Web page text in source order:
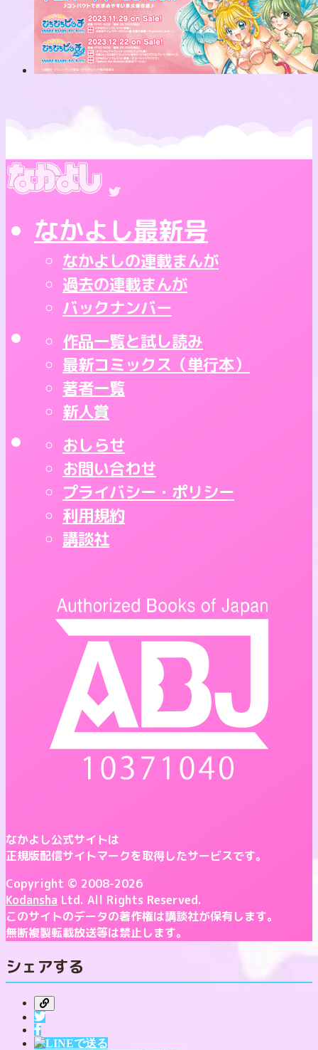
なかよし最新号
なかよしの連載まんが
過去の連載まんが
バックナンバー
作品一覧と試し読み
最新コミックス（単行本）
著者一覧
新人賞
おしらせ
お問い合わせ
プライバシー・ポリシー
利用規約
講談社
なかよし公式サイトは
正規版配信サイトマークを取得したサービスです。
Copyright © 2008-2026
Kodansha Ltd. All Rights Reserved.
このサイトのデータの著作権は講談社が保有します。
無断複製転載放送等は禁止します。
シェアする